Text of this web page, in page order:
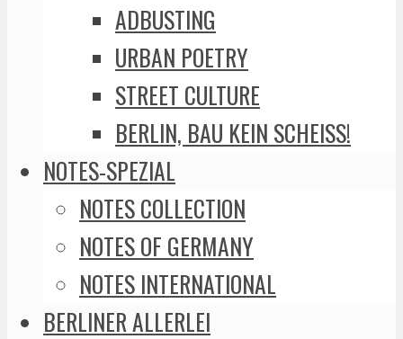
ADBUSTING
URBAN POETRY
STREET CULTURE
BERLIN, BAU KEIN SCHEISS!
NOTES-SPEZIAL
NOTES COLLECTION
NOTES OF GERMANY
NOTES INTERNATIONAL
BERLINER ALLERLEI